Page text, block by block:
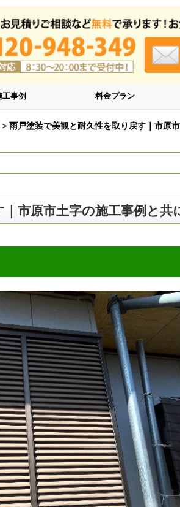
工事例 料金プラン
> 雨戸塗装で美観と耐久性を取り戻す｜市原
市原市土字の施工事例と共